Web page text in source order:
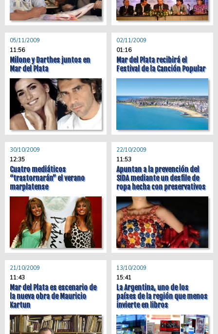
05/11/2009
11:56
Milone y Darthes juntos en
Mar del Plata
02/11/2009
01:16
Mar del Plata recibirá el
Festival de la Canción Popular
30/10/2009
12:35
Cuatro mediáticos
“trastornarán” el verano
marplatense
22/10/2009
11:53
Apuntan a la prevención del
SIDA mediante un desfile de
ropa hecha con preservativos
21/10/2009
11:43
Mar del Plata es escenario de
la nueva obra de Mauricio
Kartun
13/10/2009
15:41
La Argentina, uno de los
países de la región que menos
invierte en libros